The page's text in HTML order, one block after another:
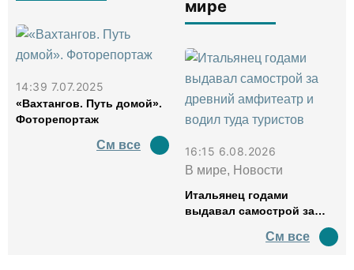
14:39 7.07.2025
«Вахтангов. Путь домой».
Фоторепортаж
См все
мире
16:15 6.08.2026
В мире, Новости
Итальянец годами
выдавал самострой за
водил туда туристов
См все